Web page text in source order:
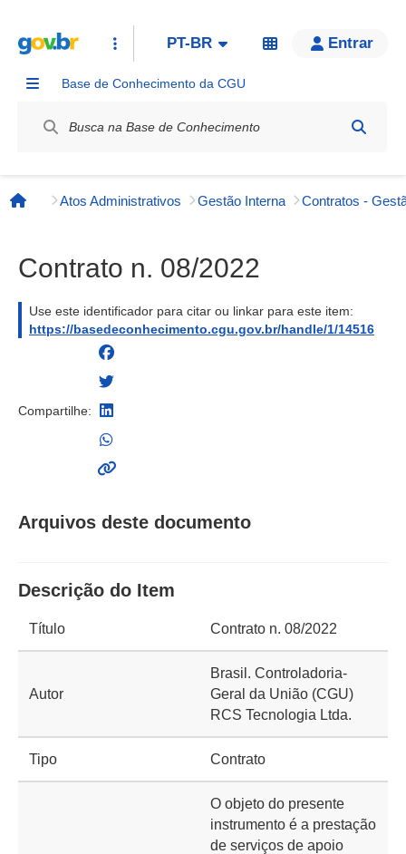
PT-BR Entrar
Base de Conhecimento da CGU
Página inicial
Atos Administrativos Gestão Interna Contratos -
Contrato n. 08/2022
Use este identificador para citar ou linkar para este item:
https://basedeconhecimento.cgu.gov.br/handle/1/14516
Compartilhe:
Arquivos deste documento
Descrição do Item
Título Contrato n. 08/2022
Autor
Brasil. Controladoria-
Geral da União (CGU)
RCS Tecnologia Ltda.
Tipo Contrato
O objeto do presente
instrumento é a prestação
de serviços de apoio